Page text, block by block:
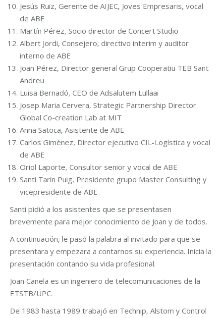
Jesús Ruiz, Gerente de AIJEC, Joves Empresaris, vocal
de ABE
Martín Pérez, Socio director de Concert Studio
Albert Jordi, Consejero, directivo interim y auditor
interno de ABE
Joan Pérez, Director general Grup Cooperatiu TEB Sant
Andreu
Luisa Bernadó, CEO de Adsalutem Lullaai
Josep Maria Cervera, Strategic Partnership Director
Global Co-creation Lab at MIT
Anna Satoca, Asistente de ABE
Carlos Giménez, Director ejecutivo CIL-Logística y vocal
de ABE
Oriol Laporte, Consultor senior y vocal de ABE
Santi Tarín Puig, Presidente grupo Master Consulting y
vicepresidente de ABE
Santi pidió a los asistentes que se presentasen
brevemente para mejor conocimiento de Joan y de todos.
A continuación, le pasó la palabra al invitado para que se
presentara y empezara a contarnos su experiencia. Inicia la
presentación contando su vida profesional.
Joan Canela es un ingeniero de telecomunicaciones de la
ETSTB/UPC.
De 1983 hasta 1989 trabajó en Technip, Alstom y Control